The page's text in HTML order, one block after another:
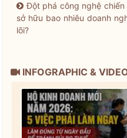
Đột phá công nghệ
sở hữu bao nhiêu doanh
lõi?
INFOGRAPHIC &